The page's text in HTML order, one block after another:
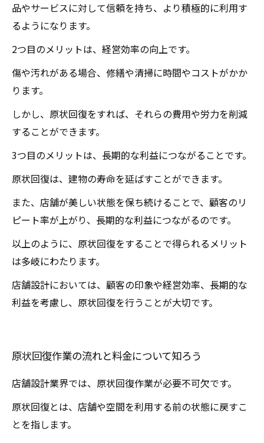
品やサービスに対して信頼を持ち、より積極的に利用す
るようになります。
2つ目のメリットは、経営効率の向上です。
傷や汚れがある場合、修繕や清掃に時間やコストがかか
ります。
しかし、原状回復をすれば、それらの費用や労力を削減
することができます。
3つ目のメリットは、長期的な利益につながることです。
原状回復は、建物の寿命を延ばすことができます。
また、店舗が美しい状態を保ち続けることで、顧客のリ
ピート率が上がり、長期的な利益につながるのです。
以上のように、原状回復をすることで得られるメリット
は多岐にわたります。
店舗設計においては、顧客の印象や経営効率、長期的な
利益を考慮し、原状回復を行うことが大切です。
原状回復作業の流れと料金について知ろう
店舗設計業界では、原状回復作業が必要不可欠です。
原状回復とは、店舗や空間を利用する前の状態に戻すこ
とを指します。